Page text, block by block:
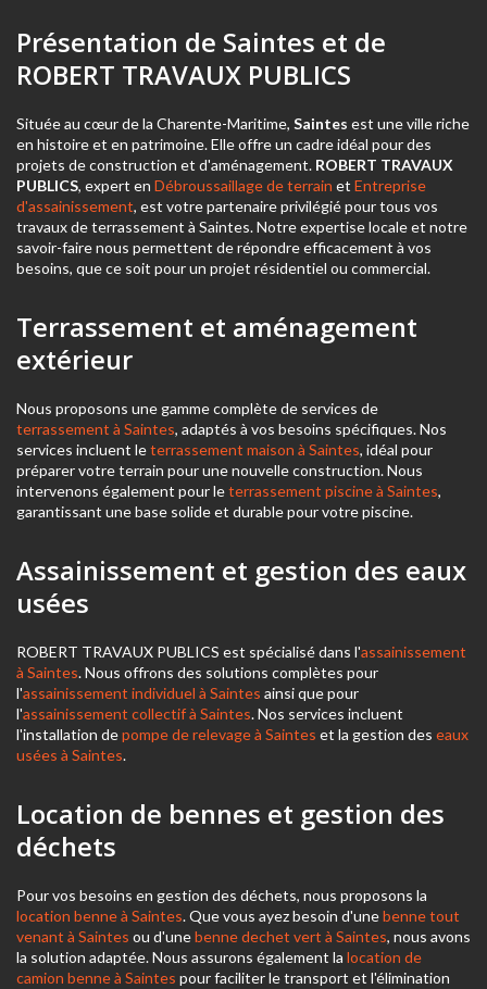
Présentation de Saintes et de
ROBERT TRAVAUX PUBLICS
Située au cœur de la Charente-Maritime, Saintes est une ville riche
en histoire et en patrimoine. Elle offre un cadre idéal pour des
projets de construction et d'aménagement. ROBERT TRAVAUX
PUBLICS, expert en Débroussaillage de terrain et Entreprise
d'assainissement, est votre partenaire privilégié pour tous vos
travaux de terrassement à Saintes. Notre expertise locale et notre
savoir-faire nous permettent de répondre efficacement à vos
besoins, que ce soit pour un projet résidentiel ou commercial.
Terrassement et aménagement
extérieur
Nous proposons une gamme complète de services de
terrassement à Saintes, adaptés à vos besoins spécifiques. Nos
services incluent leterrassement maison à Saintes, idéal pour
préparer votre terrain pour une nouvelle construction. Nous
intervenons également pour leterrassement piscine à Saintes,
garantissant une base solide et durable pour votre piscine.
Assainissement et gestion des eaux
usées
ROBERT TRAVAUX PUBLICS est spécialisé dans l'assainissement
à Saintes. Nous offrons des solutions complètes pour
l'assainissement individuel à Saintes ainsi que pour
l'assainissement collectif à Saintes. Nos services incluent
l'installation depompe de relevage à Saintes et la gestion des eaux
usées à Saintes.
Location de bennes et gestion des
déchets
Pour vos besoins en gestion des déchets, nous proposons la
location benne à Saintes. Que vous ayez besoin d'unebenne tout
venant à Saintes ou d'unebenne dechet vert à Saintes, nous avons
la solution adaptée. Nous assurons également la location de
camion benne à Saintes pour faciliter le transport et l'élimination